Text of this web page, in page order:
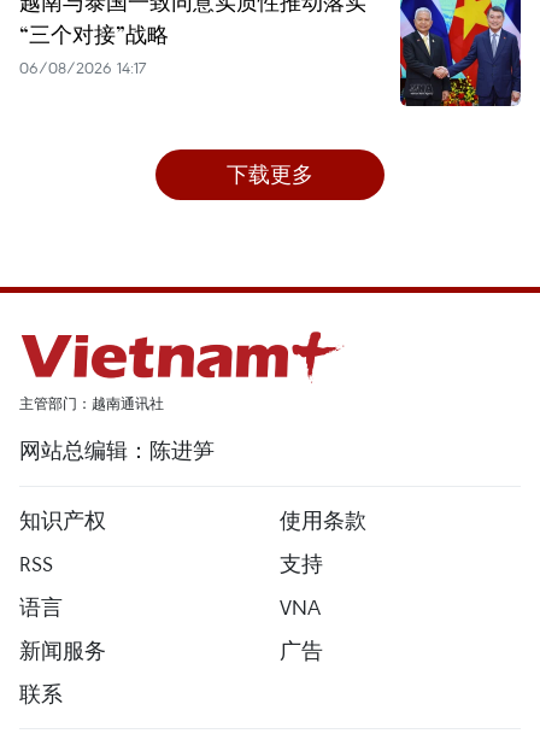
“三个对接”战略
06/08/2026 14:17
下载更多
主管部门：越南通讯社
网站总编辑：陈进笋
知识产权
使用条款
RSS
支持
语言
VNA
新闻服务
广告
联系